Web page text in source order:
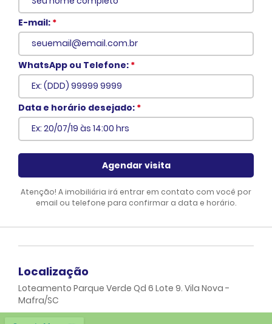
E-mail: *
WhatsApp ou Telefone: *
Data e horário desejado: *
Agendar visita
Atenção! A imobiliária irá entrar em contato com você por
email ou telefone para confirmar a data e horário.
Voltar
Localização
Loteamento Parque Verde Qd 6 Lote 9. Vila Nova -
Mafra/SC